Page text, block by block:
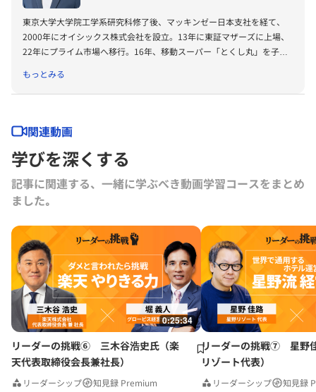
東京大学大学院工学系研究科修了後、マッキンゼー日本支社を経て、
2000年にオイシックス株式会社を設立。13年に東証マザーズに上場、
22年にプライム市場へ移行。16年、移動スーパー「とくし丸」を子会
営統合し、食品宅配ブランドを擁する新会社社長に就任。24年シダッ
クスを子会社化し副社長に就任。株式会社新潟アルビレックス・ベース
代表理事、経済同友会 共助資本主義の実現委員会 委員長。
もっとみる
関連動画
学びを深くする
記事に関連する、一緒に学ぶべき動画学習コースをまとめ
ました｡
0:25:34
リーダーの挑戦⑥ 三木谷浩史氏（楽
天代表取締役会長兼社長）
リーダーシップ 知見録 Premium
リーダーの挑戦⑦ 星野
リゾート代表）
リーダーシップ 知見録